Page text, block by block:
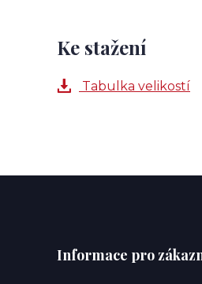
Ke stažení
Tabulka velikostí
Informace pro